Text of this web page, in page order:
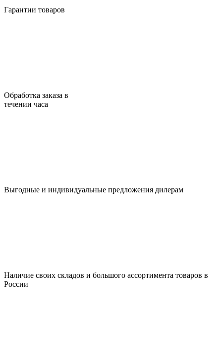
Гарантии товаров
Обработка заказа в
течении часа
Выгодные и индивидуальные предложения дилерам
Наличие своих складов и большого ассортимента товаров в
России